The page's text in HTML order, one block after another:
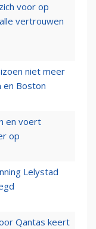
voor op
vertrouwen
niet meer
en Boston
en voert
op
Lelystad
Qantas keert